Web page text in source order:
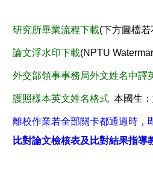
研究所畢業流程下載(下方圖檔
論文浮水印下載(NPTU
外交部領事事務局外文姓名中譯
護照樣本英文姓名格式 本國生
離校作業若全部關卡都通過時，
比對論文檢核表及比對結果指導